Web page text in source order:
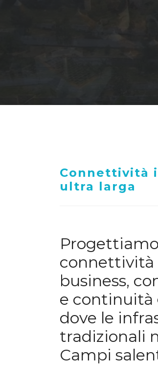
Connettività
ultra larga
connettività
business,
e continuità
dove le
tradizionali
Campi